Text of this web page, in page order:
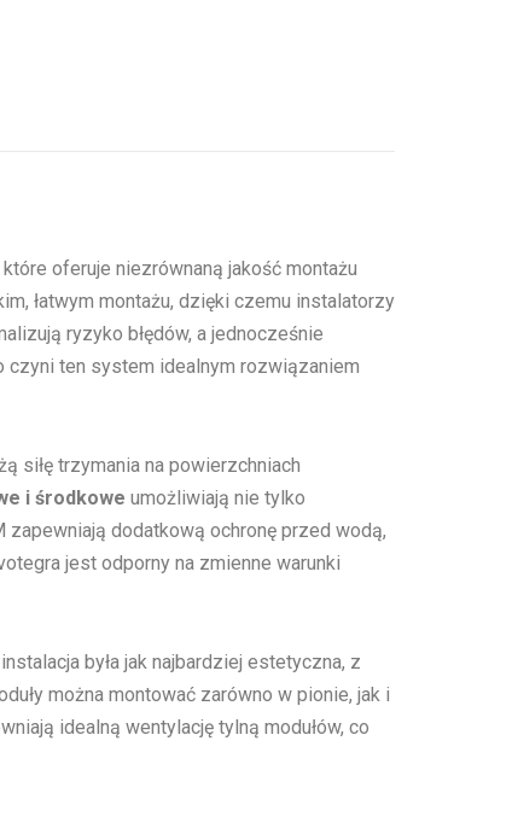
oferuje niezrównaną jakość montażu
łatwym montażu, dzięki czemu instalatorzy
ryzyko błędów, a jednocześnie
czyni ten system idealnym rozwiązaniem
siłę trzymania na powierzchniach
i środkowe umożliwiają nie tylko
dodatkową ochronę przed wodą,
jest odporny na zmienne warunki
była jak najbardziej estetyczna, z
można montować zarówno w pionie, jak i
idealną wentylację tylną modułów, co